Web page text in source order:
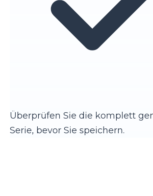
Überprüfen Sie die komplett
Serie, bevor Sie speichern.